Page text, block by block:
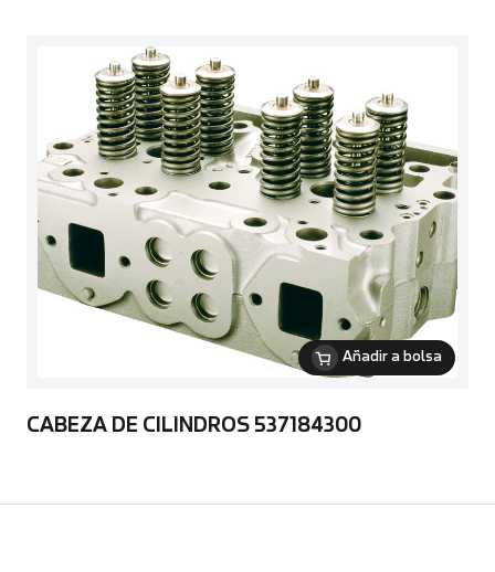
Añadir a bolsa
CABEZA DE CILINDROS 537184300